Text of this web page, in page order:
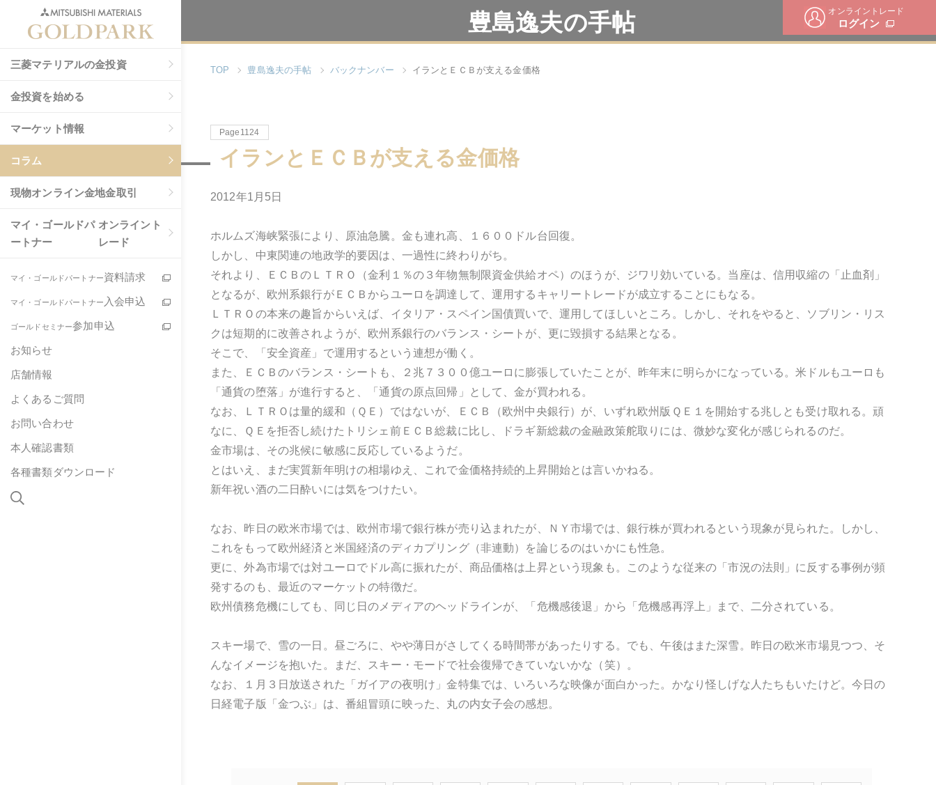
オンライントレード
ログイン
三菱マテリアルの金投資
金投資を始める
マーケット情報
コラム
現物オンライン金地金取引
マイ・ゴールドパ
ートナー
オンライント
レード
マイ・ゴールドパートナー資料請求
マイ・ゴールドパートナー 入会申込
ゴールドセミナー参加申込
お知らせ
店舗情報
よくあるご質問
お問い合わせ
本人確認書類
各種書類ダウンロード
豊島逸夫の手帖
TOP 豊島逸夫の手帖 バックナンバー イランとＥＣＢが支える金価格
Page1124
イランとＥＣＢが支える金価格
2012年1月5日
ホルムズ海峡緊張により、原油急騰。金も連れ高、１６００ドル台回復。
しかし、中東関連の地政学的要因は、一過性に終わりがち。
それより、ＥＣＢのＬＴＲＯ（金利１％の３年物無制限資金供給オペ）のほうが、ジワリ効いている。当座は、信用収縮の「止血剤」
となるが、欧州系銀行がＥＣＢからユーロを調達して、運用するキャリートレードが成立することにもなる。
ＬＴＲＯの本来の趣旨からいえば、イタリア・スペイン国債買いで、運用してほしいところ。しかし、それをやると、ソブリン・リス
クは短期的に改善されようが、欧州系銀行のバランス・シートが、更に毀損する結果となる。
そこで、「安全資産」で運用するという連想が働く。
また、ＥＣＢのバランス・シートも、２兆７３００億ユーロに膨張していたことが、昨年末に明らかになっている。米ドルもユーロも
「通貨の堕落」が進行すると、「通貨の原点回帰」として、金が買われる。
なお、ＬＴＲＯは量的緩和（ＱＥ）ではないが、ＥＣＢ（欧州中央銀行）が、いずれ欧州版ＱＥ１を開始する兆しとも受け取れる。頑
なに、ＱＥを拒否し続けたトリシェ前ＥＣＢ総裁に比し、ドラギ新総裁の金融政策舵取りには、微妙な変化が感じられるのだ。
金市場は、その兆候に敏感に反応しているようだ。
とはいえ、まだ実質新年明けの相場ゆえ、これで金価格持続的上昇開始とは言いかねる。
新年祝い酒の二日酔いには気をつけたい。
なお、昨日の欧米市場では、欧州市場で銀行株が売り込まれたが、ＮＹ市場では、銀行株が買われるという現象が見られた。しかし、
これをもって欧州経済と米国経済のディカプリング（非連動）を論じるのはいかにも性急。
更に、外為市場では対ユーロでドル高に振れたが、商品価格は上昇という現象も。このような従来の「市況の法則」に反する事例が頻
発するのも、最近のマーケットの特徴だ。
欧州債務危機にしても、同じ日のメディアのヘッドラインが、「危機感後退」から「危機感再浮上」まで、二分されている。
スキー場で、雪の一日。昼ごろに、やや薄日がさしてくる時間帯があったりする。でも、午後はまた深雪。昨日の欧米市場見つつ、そ
んなイメージを抱いた。まだ、スキー・モードで社会復帰できていないかな（笑）。
なお、１月３日放送された「ガイアの夜明け」金特集では、いろいろな映像が面白かった。かなり怪しげな人たちもいたけど。今日の
日経電子版「金つぶ」は、番組冒頭に映った、丸の内女子会の感想。